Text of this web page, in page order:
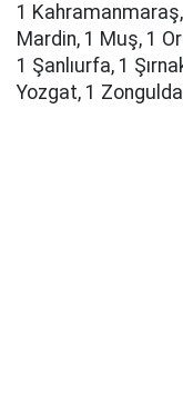
1
Mardin, 1 Muş, 1
1 Şanlıurfa, 1
Yozgat, 1